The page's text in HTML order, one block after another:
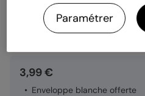
Quantité
3,99 €
Enveloppe blanche offerte
Paramétrer